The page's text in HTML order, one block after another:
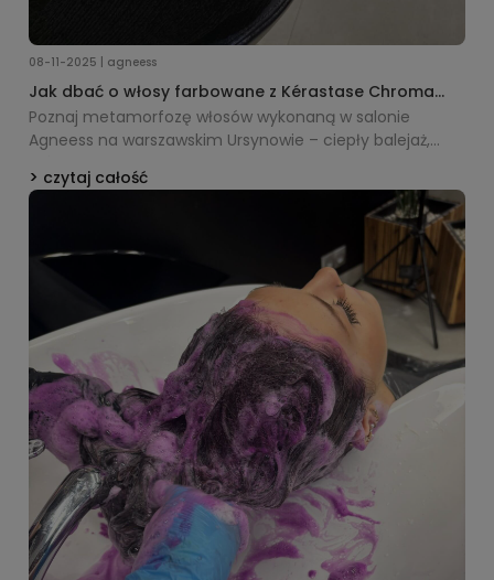
08-11-2025 | agneess
Jak dbać o włosy farbowane z Kérastase Chroma
Absolu – przewodnik i produkty
Poznaj metamorfozę włosów wykonaną w salonie
Agneess na warszawskim Ursynowie – ciepły balejaż,
kolor po koloryzacji i jak dzięki gamie Kérastase Chroma
Absolu utrzymać efekt zdrowych, lśniących włosów na
czytaj całość